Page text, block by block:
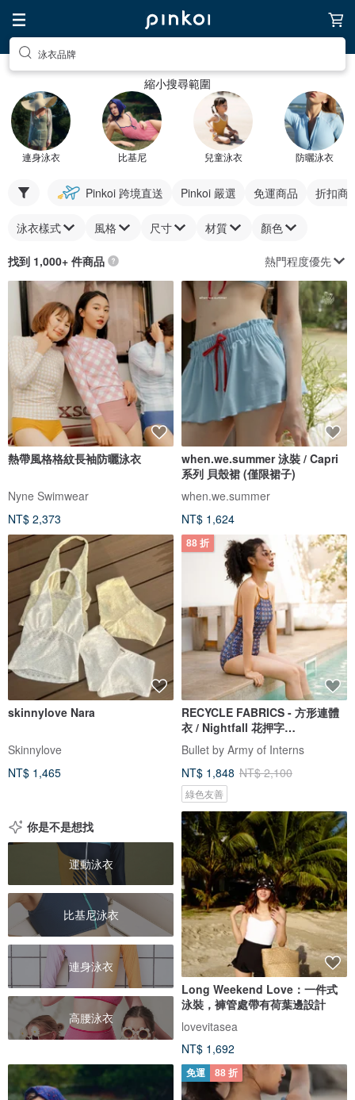
泳衣品牌
縮小搜尋範圍
連身泳衣 比基尼 兒童泳衣 防曬泳衣
Pinkoi 跨境直送 Pinkoi 嚴選 免運商品 折扣商
泳衣樣式 風格 尺寸 材質 顏色
找到 1,000+ 件商品 熱門程度優先
熱帶風格格紋長袖防曬泳衣
Nyne Swimwear
NT$ 2,373
when.we.summer 泳裝 / Capri
系列 貝殼裙 (僅限裙子)
when.we.summer
NT$ 1,624
skinnylove Nara
Skinnylove
NT$ 1,465
88 折
RECYCLE FABRICS - 方形連體
衣 / Nightfall 花押字
BLT064NIGH
Bullet by Army of Interns
NT$ 1,848 NT$ 2,100
綠色友善
你是不是想找
運動泳衣
比基尼泳衣
連身泳衣
高腰泳衣
Long Weekend Love：一件式
泳裝，褲管處帶有荷葉邊設計
lovevitasea
NT$ 1,692
免運 88 折